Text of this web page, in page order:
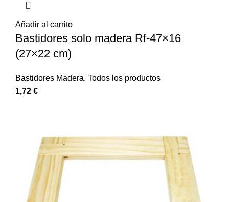
Añadir al carrito
Bastidores solo madera Rf-47×16
(27×22 cm)
Bastidores Madera, Todos los productos
1,72 €